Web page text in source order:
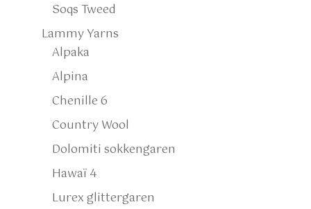
Soqs Tweed
Lammy Yarns
Alpaka
Alpina
Chenille 6
Country Wool
Dolomiti sokkengaren
Hawaï 4
Lurex glittergaren